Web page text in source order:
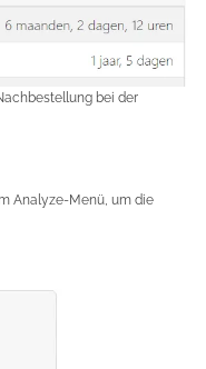
bei der
Analyze-Menü, um die